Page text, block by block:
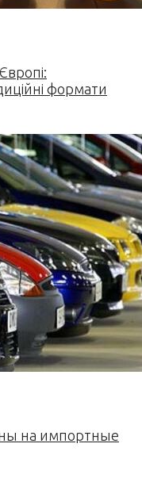
формати
на импортные